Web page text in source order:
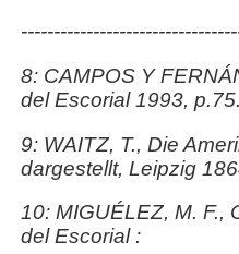
8: CAMPOS Y
del Escorial 1993, p.75.
9: WAITZ, T., Die
dargestellt, Leipzig
10: MIGUÉLEZ, M. F.,
del Escorial :